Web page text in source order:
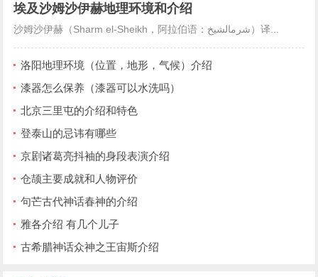
埃及沙姆沙伊赫地理环境和介绍
沙姆沙伊赫（Sharm el-Sheikh，阿拉伯语：شرمالشيخ）译...
洛阳地理环境（位置，地形，气候）介绍
漆器怎么保养（漆器可以水洗吗）
北京三里屯的介绍和特色
登泰山的忌讳有哪些
京剧诸葛亮抖袖的身段表演介绍
仓颉主要成就和人物评价
句芒古代神话春神的介绍
雅各介绍 有几个儿子
古希腊神话众神之王宙斯介绍